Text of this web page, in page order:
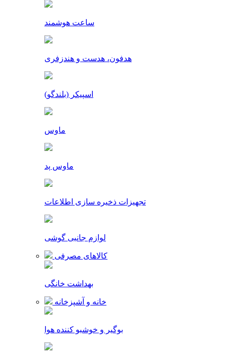
ساعت هوشمند
هدفون، هدست و هندزفری
اسپیکر (بلندگو)
ماوس
ماوس پد
تجهیزات ذخیره سازی اطلاعات
لوازم جانبی گوشی
کالاهای مصرفی
بهداشت خانگی
خانه و آشپزخانه
بوگیر و خوشبو کننده هوا